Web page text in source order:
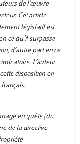
de l’œuvre
Cet article
législatif est
ce qu’il surpasse
d’autre part en ce
L’auteur
disposition en
en quête (du
de la directive